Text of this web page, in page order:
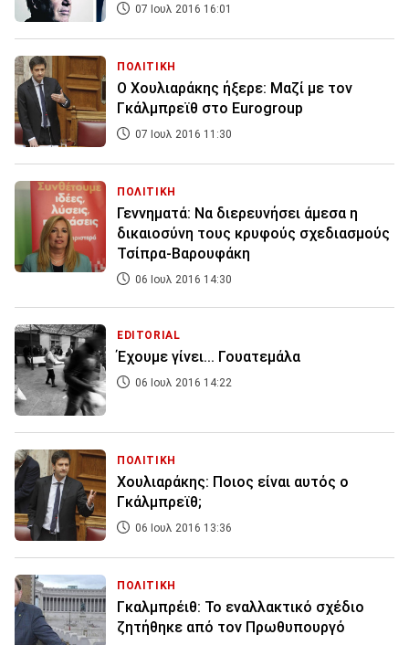
07 Ιουλ 2016 16:01
ΠΟΛΙΤΙΚΗ
Ο Χουλιαράκης ήξερε: Μαζί με τον
Γκάλμπρεϊθ στο Eurogroup
07 Ιουλ 2016 11:30
ΠΟΛΙΤΙΚΗ
Γεννηματά: Να διερευνήσει άμεσα η
δικαιοσύνη τους κρυφούς σχεδιασμούς
Τσίπρα-Βαρουφάκη
06 Ιουλ 2016 14:30
EDITORIAL
Έχουμε γίνει... Γουατεμάλα
06 Ιουλ 2016 14:22
ΠΟΛΙΤΙΚΗ
Χουλιαράκης: Ποιος είναι αυτός ο
Γκάλμπρεϊθ;
06 Ιουλ 2016 13:36
ΠΟΛΙΤΙΚΗ
Γκαλμπρέιθ: Το εναλλακτικό σχέδιο
ζητήθηκε από τον Πρωθυπουργό